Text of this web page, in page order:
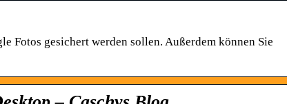
gesichert werden sollen. Außerdem können Sie